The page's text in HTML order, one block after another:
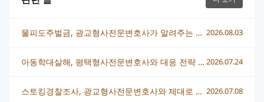
물피도주벌금, 광교형사전문변호사가 알려주는 처벌 수위와 실전 대응법 2026.08.03
아동학대살해, 평택형사전문변호사와 대응 전략 총정리 2026.07.24
스토킹경찰조사, 광교형사전문변호사와 제대로 대응하는 방법 2026.07.08